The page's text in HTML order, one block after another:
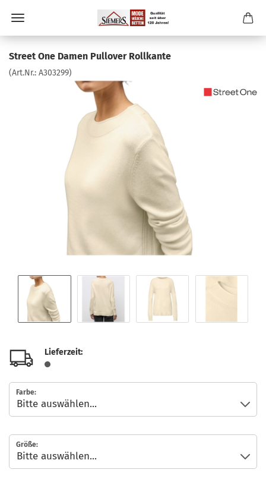
Street One Damen Pullover Rollkante
(Art.Nr.: A303299)
Lieferzeit:
Farbe:
Größe: